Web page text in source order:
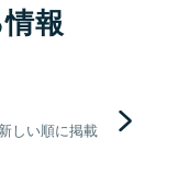
報
しい順に掲載